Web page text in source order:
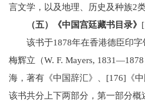
言文学，以及地理、历史及种族2
（五）《中国宫廷藏书目录》
该书于1878年在香港德臣印
梅辉立（W. F. Mayers,
海，著有《中国辞汇》、[176]《
该书共分上下两部分，第一部分